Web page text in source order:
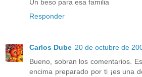
Un beso para esa familia
Responder
Carlos Dube 20 de octubre de
Bueno, sobran los comentarios.
encima preparado por ti ¡es una